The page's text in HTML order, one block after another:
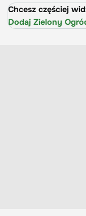
Chcesz częściej
Dodaj Zielony